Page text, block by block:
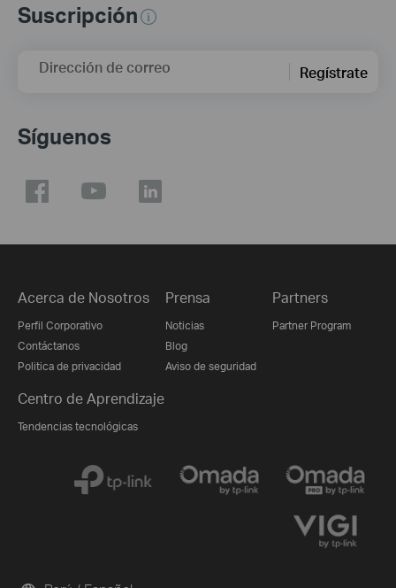
Suscripción
Dirección de correo Regístrate
Síguenos
Acerca de Nosotros
Perfil Corporativo
Contáctanos
Politica de privacidad
Prensa
Noticias
Blog
Aviso de seguridad
Partners
Partner Program
Centro de Aprendizaje
Tendencias tecnológicas